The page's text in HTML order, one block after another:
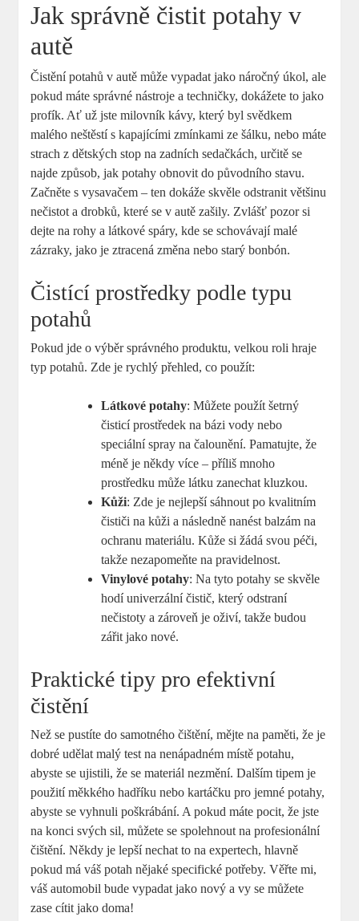
Jak správně čistit potahy v
autě
Čistění potahů v autě může vypadat jako náročný úkol, ale
pokud máte správné nástroje a techničky, dokážete to jako
profík. Ať už jste milovník kávy, který byl svědkem
malého neštěstí s kapajícími zmínkami ze šálku, nebo máte
strach z dětských stop na zadních sedačkách, určitě se
najde způsob, jak potahy obnovit do původního stavu.
Začněte s vysavačem – ten dokáže skvěle odstranit většinu
nečistot a drobků, které se v autě zašily. Zvlášť pozor si
dejte na rohy a látkové spáry, kde se schovávají malé
zázraky, jako je ztracená změna nebo starý bonbón.
Čistící prostředky podle typu
potahů
Pokud jde o výběr správného produktu, velkou roli hraje
typ potahů. Zde je rychlý přehled, co použít:
Látkové potahy: Můžete použít šetrný
čisticí prostředek na bázi vody nebo
speciální spray na čalounění. Pamatujte, že
méně je někdy více – příliš mnoho
prostředku může látku zanechat kluzkou.
Kůži: Zde je nejlepší sáhnout po kvalitním
čističi na kůži a následně nanést balzám na
ochranu materiálu. Kůže si žádá svou péči,
takže nezapomeňte na pravidelnost.
Vinylové potahy: Na tyto potahy se skvěle
hodí univerzální čistič, který odstraní
nečistoty a zároveň je oživí, takže budou
zářit jako nové.
Praktické tipy pro efektivní
čistění
Než se pustíte do samotného čištění, mějte na paměti, že je
dobré udělat malý test na nenápadném místě potahu,
abyste se ujistili, že se materiál nezmění. Dalším tipem je
použití měkkého hadříku nebo kartáčku pro jemné potahy,
abyste se vyhnuli poškrábání. A pokud máte pocit, že jste
na konci svých sil, můžete se spolehnout na profesionální
čištění. Někdy je lepší nechat to na expertech, hlavně
pokud má váš potah nějaké specifické potřeby. Věřte mi,
váš automobil bude vypadat jako nový a vy se můžete
zase cítit jako doma!